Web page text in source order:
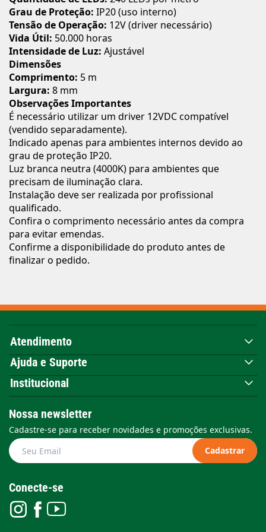
Grau de Proteção: IP20 (uso interno)
Tensão de Operação: 12V (driver necessário)
Vida Útil: 50.000 horas
Intensidade de Luz: Ajustável
Dimensões
Comprimento: 5 m
Largura: 8 mm
Observações Importantes
É necessário utilizar um driver 12VDC compatível
(vendido separadamente).
Indicado apenas para ambientes internos devido ao
grau de proteção IP20.
Luz branca neutra (4000K) para ambientes que
precisam de iluminação clara.
Instalação deve ser realizada por profissional
qualificado.
Confira o comprimento necessário antes da compra
para evitar emendas.
Confirme a disponibilidade do produto antes de
finalizar o pedido.
Atendimento
Ajuda e Suporte
Institucional
Nossa newsletter
Cadastre-se para receber novidades e promoções exclusivas.
Cadastrar
Conecte-se